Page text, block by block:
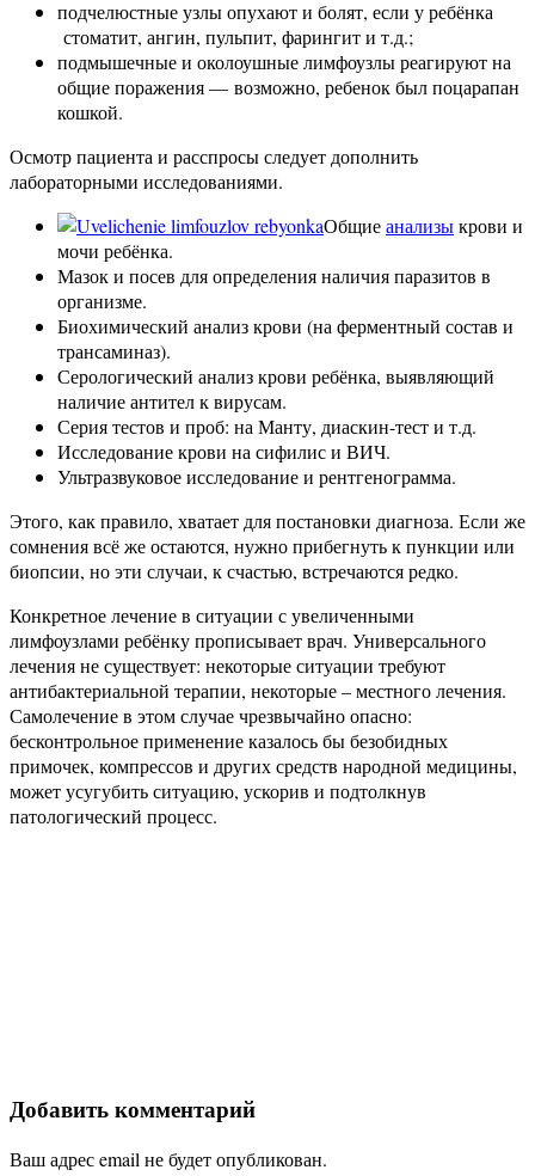
подчелюстные узлы опухают и болят, если у ребёнка
стоматит, ангин, пульпит, фарингит и т.д.;
подмышечные и околоушные лимфоузлы реагируют на
общие поражения — возможно, ребенок был поцарапан
кошкой.
Осмотр пациента и расспросы следует дополнить
лабораторными исследованиями.
Общиеанализыкрови и
мочи ребёнка.
Мазок и посев для определения наличия паразитов в
организме.
Биохимический анализ крови (на ферментный состав и
трансаминаз).
Серологический анализ крови ребёнка, выявляющий
наличие антител к вирусам.
Серия тестов и проб: на Манту, диаскин-тест и т.д.
Исследование крови на сифилис и ВИЧ.
Ультразвуковое исследование и рентгенограмма.
Этого, как правило, хватает для постановки диагноза. Если же
сомнения всё же остаются, нужно прибегнуть к пункции или
биопсии, но эти случаи, к счастью, встречаются редко.
Конкретное лечение в ситуации с увеличенными
лимфоузлами ребёнку прописывает врач. Универсального
лечения не существует: некоторые ситуации требуют
антибактериальной терапии, некоторые – местного лечения.
Самолечение в этом случае чрезвычайно опасно:
бесконтрольное применение казалось бы безобидных
примочек, компрессов и других средств народной медицины,
может усугубить ситуацию, ускорив и подтолкнув
патологический процесс.
Добавить комментарий
Ваш адрес email не будет опубликован.